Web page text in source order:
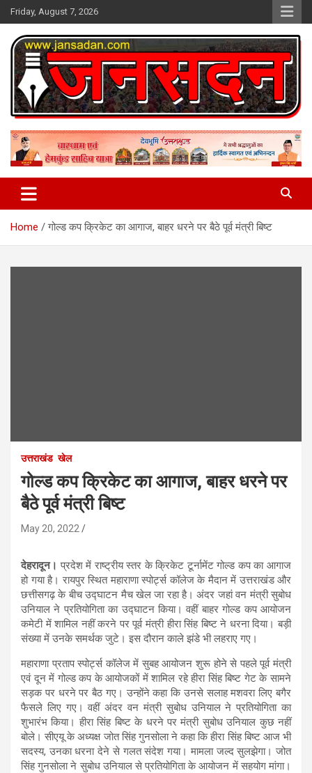
Skip
to
content
Friday, August 7, 2026
Jan Sadan
Home गोल्ड कप क्रिकेट का आगाज, बाहर धरने पर बैठे पूर्व मंत्री बिष्ट
उत्तराखंड खेल
गोल्ड कप क्रिकेट का आगाज, बाहर धरने पर
बैठे पूर्व मंत्री बिष्ट
May 20, 2022
देहरादून। प्रदेश में राष्ट्रीय स्तर के क्रिकेट टूर्नामेंट गोल्ड कप का आगाज
हो गया है। रायपुर स्थित महाराणा स्पोर्ट्स कॉलेज के मैदान में उत्तराखंड और
छत्तीसगढ़ के बीच उद्घाटन मैच खेल जा रहा है। अंदर जहां वन मंत्री सुबोध
उनियाल ने प्रतियोगिता का उद्घाटन किया। वहीं बाहर गोल्ड कप आयोजन
कमेटी में शामिल नहीं करने पर पूर्व मंत्री हीरा सिंह बिष्ट ने धरना दिया। बड़ी
संख्या में उनके समर्थक जुटे। इस दौरान काले झंडे भी लहराए गए।
महाराणा प्रताप स्पोर्ट्स कॉलेज में सुबह आयोजन शुरू होने से पहले पूर्व मंत्री
एवं दून में गोल्ड कप के आयोजकों में शामिल रहे हीरा सिंह बिष्ट गेट के सामने
सड़क पर धरने पर बैठ गए। उन्होंने कहा कि उनसे सलाह मशवरा लिए बगैर
फैसले लिए गए। वहीं अंदर वन मंत्री सुबोध उनियाल ने प्रतियोगिता का
शुभारंभ किया। हीरा सिंह बिष्ट के धरने पर मंत्री सुबोध उनियाल कुछ नहीं
बोले। सीएयू के अध्यक्ष जोत सिंह गुनसोला ने कहा कि हीरा सिंह बिष्ट आज भी
सदस्य, उनका धरना देने से गलत संदेश गया। मामला जल्द सुलझेगा। जोत
सिंह गुनसोला ने सुबोध उनियाल से प्रतियोगिता के आयोजन में सहयोग मांगा।